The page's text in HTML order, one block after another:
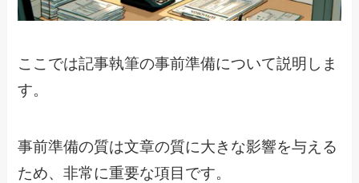
ここでは記事執筆の事前準備について説明しま
す。
事前準備の質は文章の質に大きな影響を与える
ため、非常に重要な項目です。